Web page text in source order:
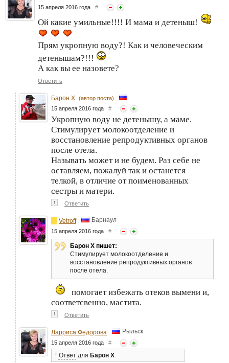
15 апреля 2016 года #
Ой какие умильные!!!! И мама и детеныш!
Прям укропную воду?! Как и человеческим
детенышам?!!!
А как вы ее назовете?
Ответить
Барон Х (автор поста)
15 апреля 2016 года #
Укропную воду не детенышу, а маме.
Стимулирует молокоотделение и
восстановление репродуктивных органов
после отела.
Называть может и не будем. Раз себе не
оставляем, пожалуй так и останется
телкой, в отличие от поименованных
сестры и матери.
↑ Ответить
Vetroff Барнаул
15 апреля 2016 года #
Барон Х пишет:
Стимулирует молокоотделение и
восстановление репродуктивных органов
после отела.
помогает избежать отеков вымени и,
соответсвенно, мастита.
↑ Ответить
Ларриса Федорова Рыльск
15 апреля 2016 года #
↑ Ответ для Барон Х